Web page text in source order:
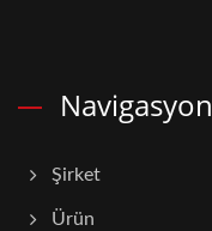
Navigasyon
Şirket
Ürün